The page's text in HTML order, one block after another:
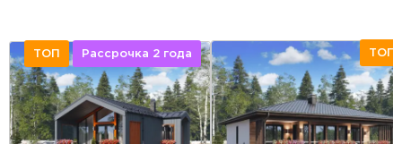
ТОП Рассрочка 2 года ТОП